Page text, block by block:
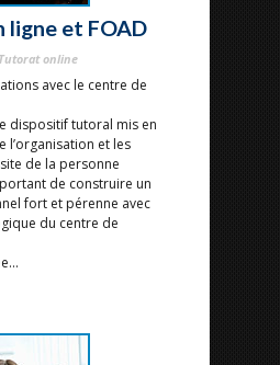
ligne et FOAD
online
avec le centre de
dispositif tutoral mis en
l’organisation et les
de la personne
de construire un
fort et pérenne avec
du centre de